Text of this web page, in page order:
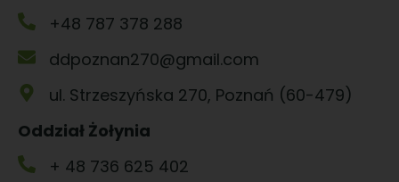
+48 787 378 288
ddpoznan270@gmail.com
ul. Strzeszyńska 270, Poznań (60-479)
Oddział Żołynia
+ 48 736 625 402